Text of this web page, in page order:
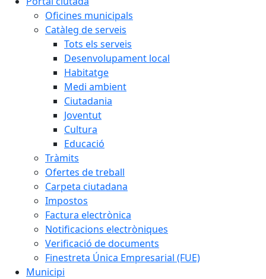
Oficines municipals
Catàleg de serveis
Tots els serveis
Desenvolupament local
Habitatge
Medi ambient
Ciutadania
Joventut
Cultura
Educació
Tràmits
Ofertes de treball
Carpeta ciutadana
Impostos
Factura electrònica
Notificacions electròniques
Verificació de documents
Finestreta Única Empresarial (FUE)
Municipi